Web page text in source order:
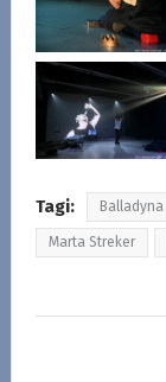
Tagi: Balladyna
Marta Streker